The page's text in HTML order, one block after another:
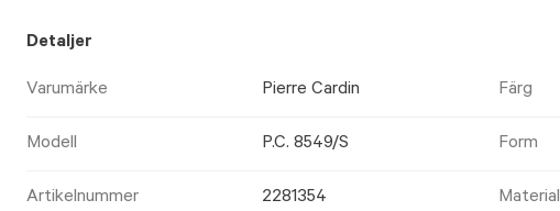
Detaljer
Varumärke Pierre Cardin Färg
Modell P.C. 8549/S Form
Artikelnummer 2281354 Material